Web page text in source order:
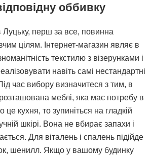
оббивку
перш за все, повинна
цілям. Інтернет-магазин являє в
текстилю з візерунками і
навіть самі нестандартні
час вибору визначитеся з тим, в
меблі, яка має потребу в
це кухня, то зупиніться на гладкій
шкірі. Вона не вбирає запахи і
Для віталень і спалень підійде
шенилл. Якщо у вашому будинку